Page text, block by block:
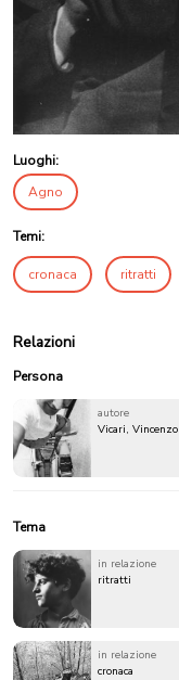
Luoghi:
Agno
Temi:
cronaca ritratti
Relazioni
Persona
autore
Vicari, Vincenzo
Tema
in relazione
ritratti
in relazione
cronaca